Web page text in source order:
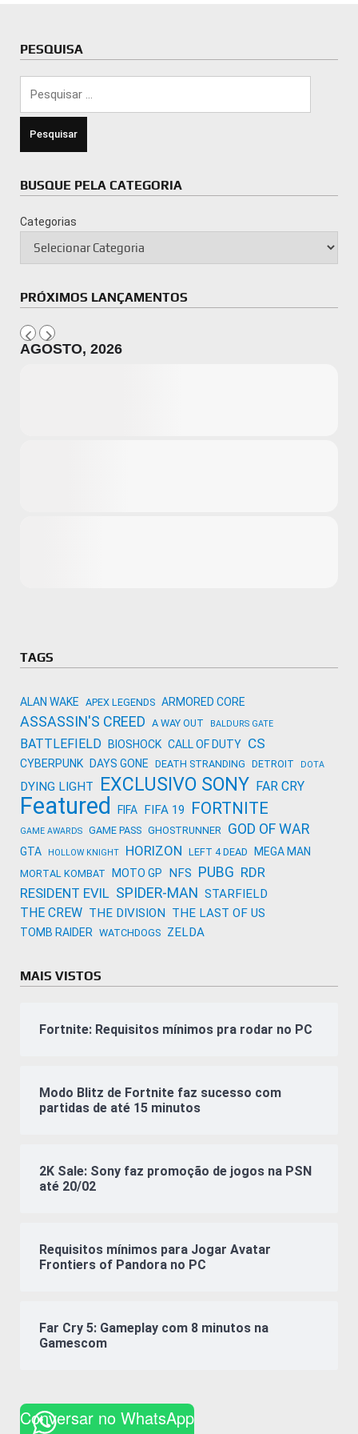
PESQUISA
BUSQUE PELA CATEGORIA
Categorias
PRÓXIMOS LANÇAMENTOS
AGOSTO, 2026
TAGS
ALAN WAKE APEX LEGENDS ARMORED CORE
ASSASSIN'S CREED A WAY OUT BALDURS GATE
BATTLEFIELD BIOSHOCK CALL OF DUTY CS
CYBERPUNK DAYS GONE DEATH STRANDING DETROIT DOTA
DYING LIGHT EXCLUSIVO SONY FAR CRY
Featured FIFA FIFA 19 FORTNITE
GAME AWARDS GAME PASS GHOSTRUNNER GOD OF WAR
GTA HOLLOW KNIGHT HORIZON LEFT 4 DEAD MEGA MAN
MORTAL KOMBAT MOTO GP NFS PUBG RDR
RESIDENT EVIL SPIDER-MAN STARFIELD
THE CREW THE DIVISION THE LAST OF US
TOMB RAIDER WATCHDOGS ZELDA
MAIS VISTOS
Fortnite: Requisitos mínimos pra rodar no PC
Modo Blitz de Fortnite faz sucesso com
partidas de até 15 minutos
2K Sale: Sony faz promoção de jogos na PSN
até 20/02
Requisitos mínimos para Jogar Avatar
Frontiers of Pandora no PC
Far Cry 5: Gameplay com 8 minutos na
Gamescom
Conversar no WhatsApp